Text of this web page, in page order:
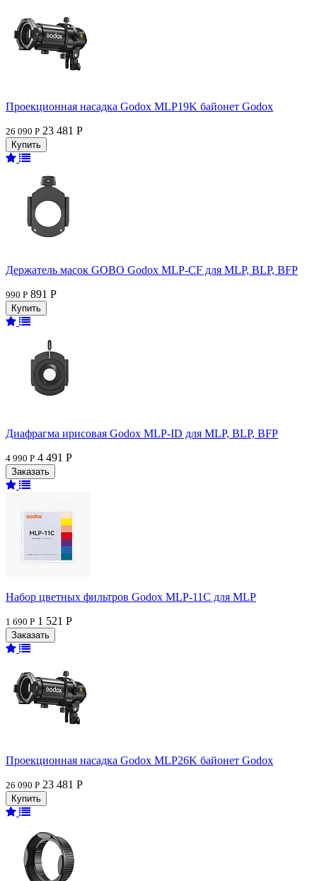
Проекционная насадка Godox MLP19K байонет Godox
26 090 Р 23 481 Р
Держатель масок GOBO Godox MLP-CF для MLP, BLP, BFP
990 Р 891 Р
Диафрагма ирисовая Godox MLP-ID для MLP, BLP, BFP
4 990 Р 4 491 Р
Набор цветных фильтров Godox MLP-11C для MLP
1 690 Р 1 521 Р
Проекционная насадка Godox MLP26K байонет Godox
26 090 Р 23 481 Р